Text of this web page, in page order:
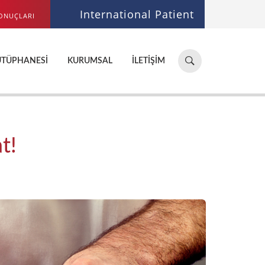
International Patient
Hastane,
doktor,
ara...
KURUMSAL İLETIŞIM